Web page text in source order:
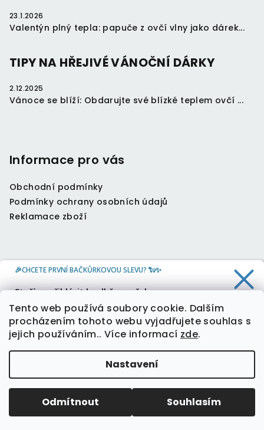
Tento web používá soubory cookie. Dalším
procházením tohoto webu vyjadřujete souhlas s
jejich používáním.. Více informací zde.
Nastavení
Odmítnout Souhlasím
23.1.2026
Valentýn plný tepla: papuče z ovčí vlny jako dárek...
TIPY NA HŘEJIVÉ VÁNOČNÍ DÁRKY
2.12.2025
Vánoce se blíží: Obdarujte své blízké teplem ovčí ...
Informace pro vás
Obchodní podmínky
Podmínky ochrany osobních údajů
Reklamace zboží
info@oveckahreje.cz
+420 604 804 379
Upravit nastavení cookies
Vytvořil Shoptet
🎉CHCETE PRVNÍ BAČKŮRKOVOU SLEVU? 🐑✨
Stačí se přihlásit k odběru našeho
Zásady zpracování osobních údajů